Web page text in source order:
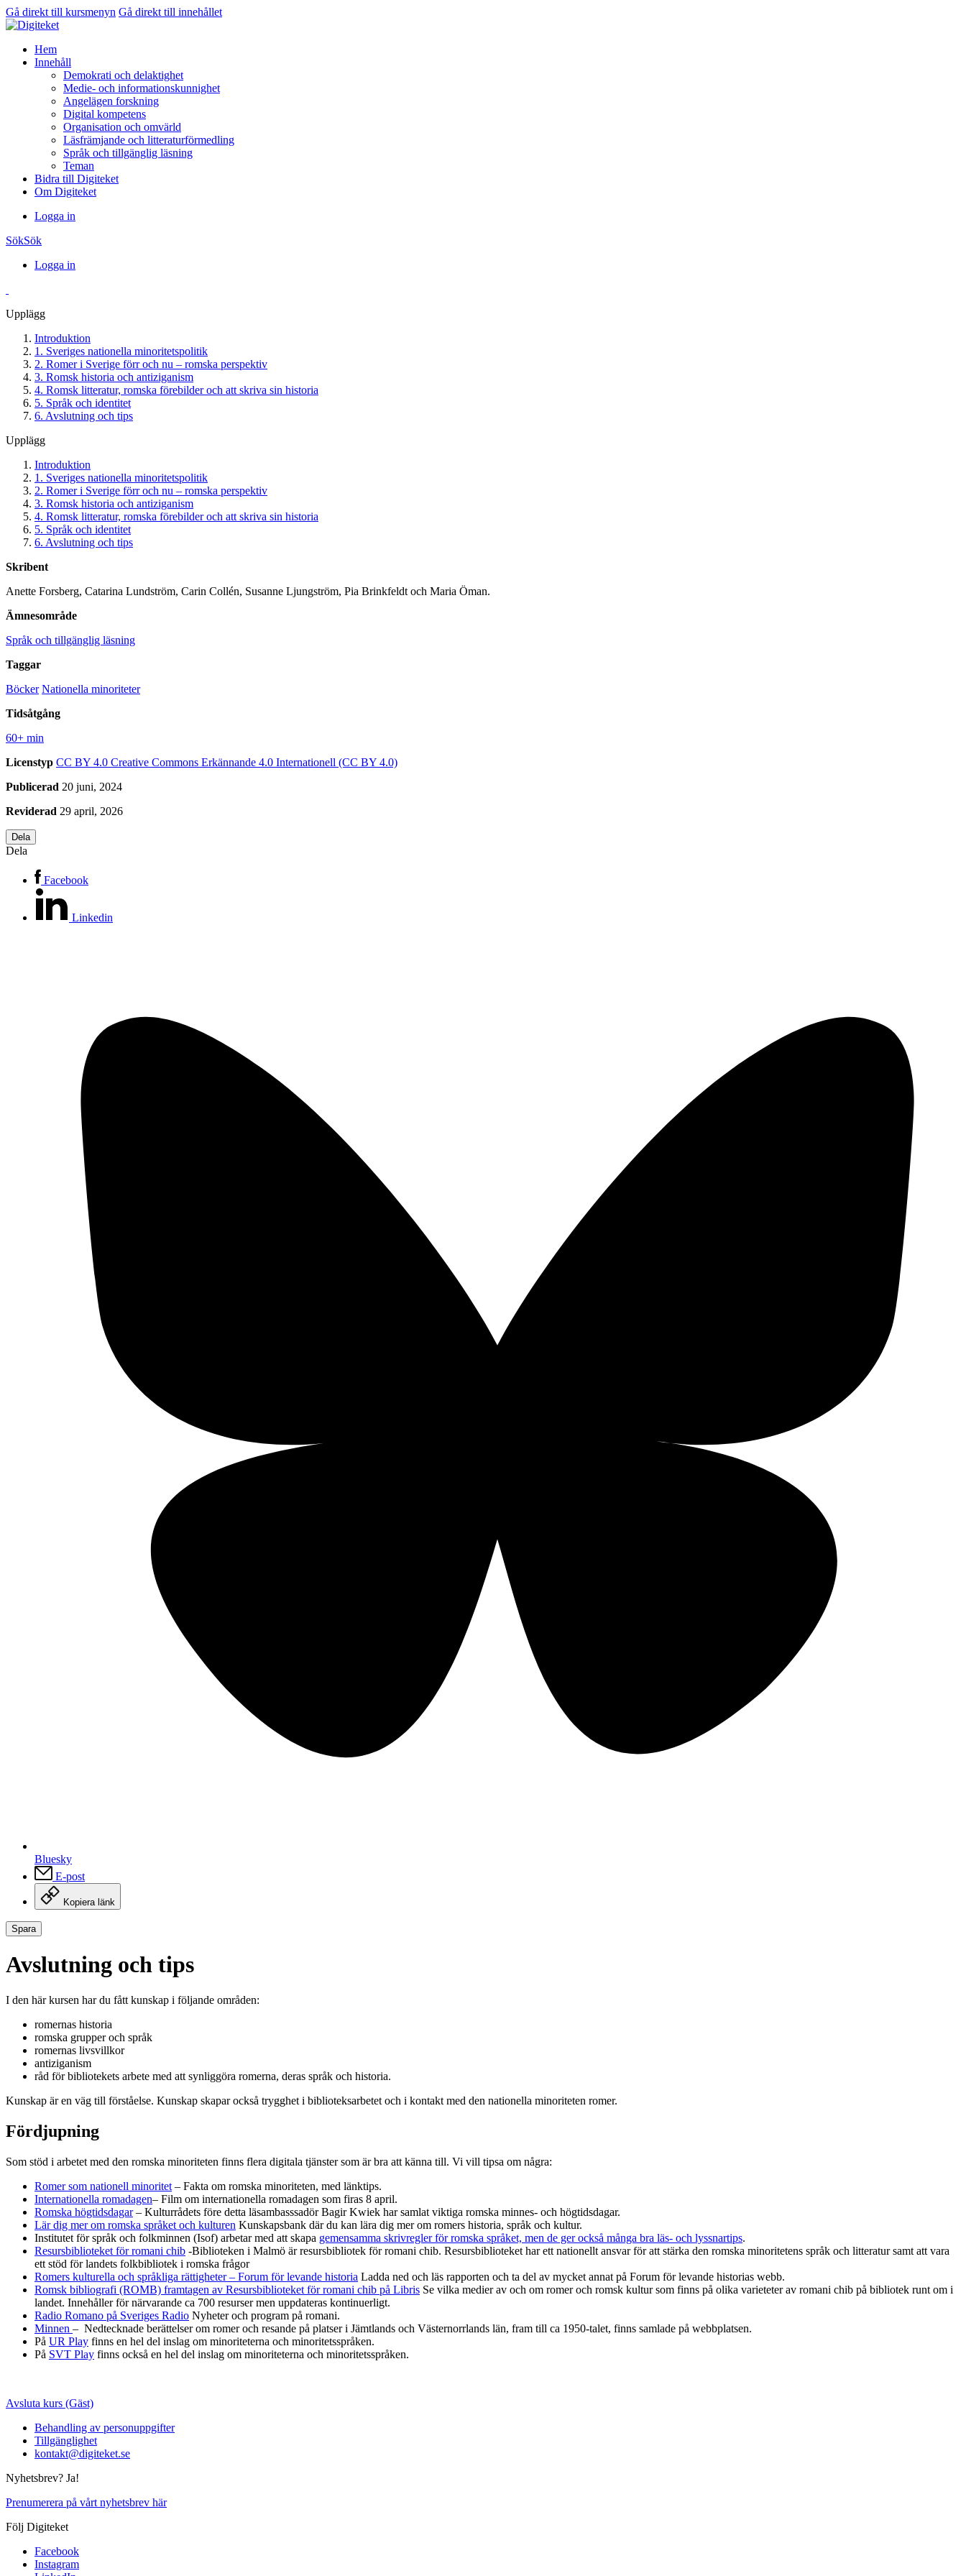
Gå direkt till kursmenyn Gå direkt till innehållet
Hem
Innehåll
Demokrati och delaktighet
Medie- och informationskunnighet
Angelägen forskning
Digital kompetens
Organisation och omvärld
Läsfrämjande och litteraturförmedling
Språk och tillgänglig läsning
Teman
Bidra till Digiteket
Om Digiteket
Logga in
SökSök
Logga in
Upplägg
Introduktion
1. Sveriges nationella minoritetspolitik
2. Romer i Sverige förr och nu – romska perspektiv
3. Romsk historia och antiziganism
4. Romsk litteratur, romska förebilder och att skriva sin historia
5. Språk och identitet
6. Avslutning och tips
Upplägg
Introduktion
1. Sveriges nationella minoritetspolitik
2. Romer i Sverige förr och nu – romska perspektiv
3. Romsk historia och antiziganism
4. Romsk litteratur, romska förebilder och att skriva sin historia
5. Språk och identitet
6. Avslutning och tips
Skribent
Anette Forsberg, Catarina Lundström, Carin Collén, Susanne Ljungström, Pia Brinkfeldt och Maria Öman.
Ämnesområde
Språk och tillgänglig läsning
Taggar
Böcker Nationella minoriteter
Tidsåtgång
60+ min
Licenstyp CC BY 4.0 Creative Commons Erkännande 4.0 Internationell (CC BY 4.0)
Publicerad 20 juni, 2024
Reviderad 29 april, 2026
Dela
Dela
Facebook
Linkedin
Bluesky
E-post
Kopiera länk
Spara
Avslutning och tips
I den här kursen har du fått kunskap i följande områden:
romernas historia
romska grupper och språk
romernas livsvillkor
antiziganism
råd för bibliotekets arbete med att synliggöra romerna, deras språk och historia.
Kunskap är en väg till förståelse. Kunskap skapar också trygghet i biblioteksarbetet och i kontakt med den nationella minoriteten romer.
Fördjupning
Som stöd i arbetet med den romska minoriteten finns flera digitala tjänster som är bra att känna till. Vi vill tipsa om några:
Romer som nationell minoritet – Fakta om romska minoriteten, med länktips.
Internationella romadagen– Film om internationella romadagen som firas 8 april.
Romska högtidsdagar– Kulturrådets före detta läsambasssadör Bagir Kwiek har samlat viktiga romska minnes- och högtidsdagar.
Lär dig mer om romska språket och kulturen Kunskapsbank där du kan lära dig mer om romers historia, språk och kultur.
Institutet för språk och folkminnen (Isof) arbetar med att skapa gemensamma skrivregler för romska språket, men de ger också många bra läs- och lyssnartips.
Resursbiblioteket för romani chib -Biblioteken i Malmö är resursbibliotek för romani chib. Resursbiblioteket har ett nationellt ansvar för att stärka den romska minoritetens språk och litteratur samt att vara
ett stöd för landets folkbibliotek i romska frågor
Romers kulturella och språkliga rättigheter – Forum för levande historia Ladda ned och läs rapporten och ta del av mycket annat på Forum för levande historias webb.
Romsk bibliografi (ROMB) framtagen av Resursbiblioteket för romani chib på Libris Se vilka medier av och om romer och romsk kultur som finns på olika varieteter av romani chib på bibliotek runt om i
landet. Innehåller för närvarande ca 700 resurser men uppdateras kontinuerligt.
Radio Romano på Sveriges Radio Nyheter och program på romani.
Minnen – Nedtecknade berättelser om romer och resande på platser i Jämtlands och Västernorrlands län, fram till ca 1950-talet, finns samlade på webbplatsen.
På UR Play finns en hel del inslag om minoriteterna och minoritetsspråken.
På SVT Play finns också en hel del inslag om minoriteterna och minoritetsspråken.
Avsluta kurs (Gäst)
Behandling av personuppgifter
Tillgänglighet
kontakt@digiteket.se
Nyhetsbrev? Ja!
Prenumerera på vårt nyhetsbrev här
Följ Digiteket
Facebook
Instagram